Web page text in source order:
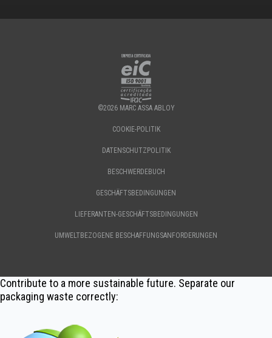
©2026 MARC ASSA ABLOY
COOKIE-POLITIK
DATENSCHUTZPOLITIK
BESCHWERDEBUCH
GESCHÄFTSBEDINGUNGEN
LIEFERANTEN-GESCHÄFTSBEDINGUNGEN
UMWELTBEZOGENE BESCHAFFUNGSANFORDERUNGEN
Contribute to a more sustainable future. Separate our
packaging waste correctly: